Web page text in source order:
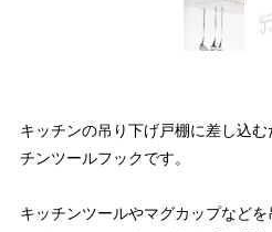
キッチンの吊り下げ戸棚に差し込
チンツールフックです。
キッチンツールやマグカップなど